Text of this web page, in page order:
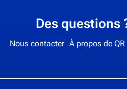
Des questions
Nous contacter À propos de QR